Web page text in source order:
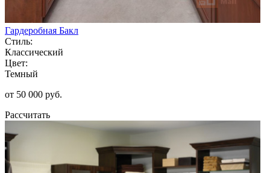
Гардеробная Бакл
Стиль:
Классический
Цвет:
Темный
от 50 000 руб.
Рассчитать